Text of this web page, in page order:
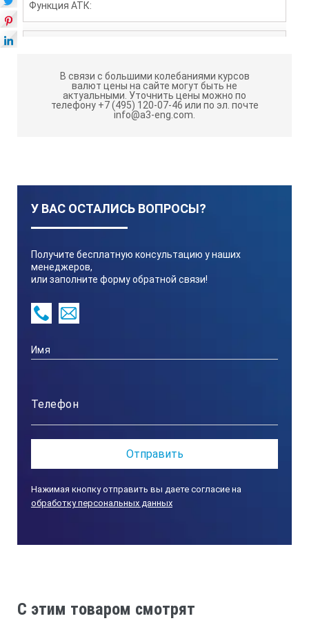
Функция АТК:
Размеры и вес:
9 Вольт, тип крона
В связи с большими колебаниями курсов
валют цены на сайте могут быть не
актуальными. Уточнить цены можно по
телефону +7 (495) 120-07-46 или по эл. почте
info@a3-eng.com.
У ВАС ОСТАЛИСЬ ВОПРОСЫ?
Получите бесплатную консультацию у наших
менеджеров,
или заполните форму обратной связи!
Нажимая кнопку отправить вы даете согласие на
обработку персональных данных
C этим товаром смотрят